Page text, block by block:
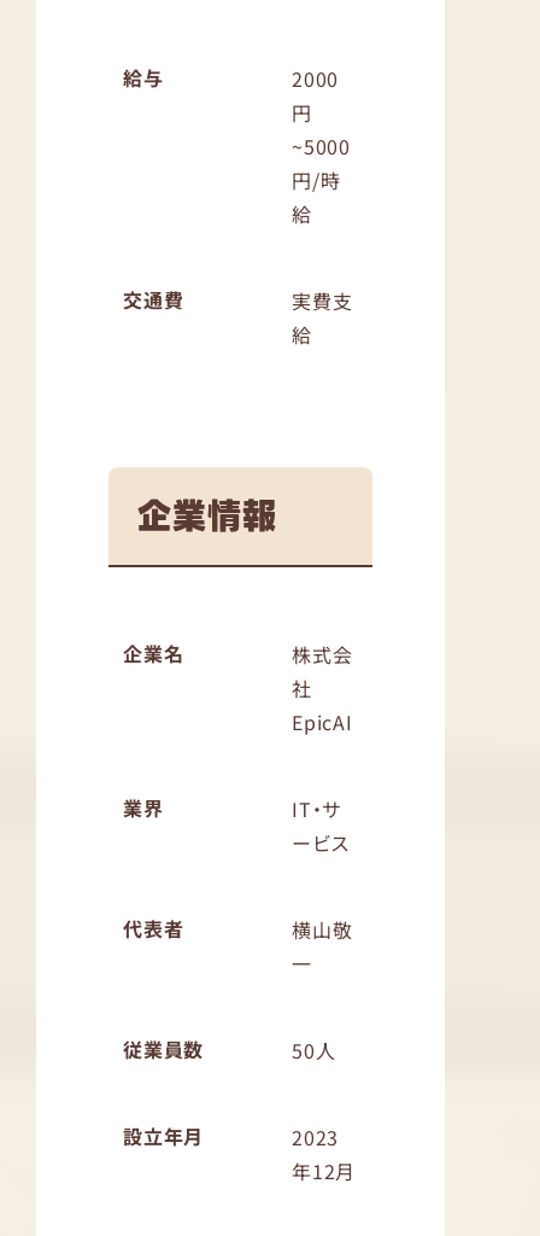
給与
2000
円
~5000
円/時
給
交通費
実費支
給
企業情報
企業名
株式会
社
EpicAI
業界
IT・サ
ービス
代表者
横山敬
一
従業員数 50人
設立年月
2023
年12月